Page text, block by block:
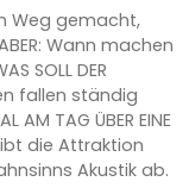
Weg gemacht,
Wann machen
SOLL DER
fallen ständig
TAG ÜBER EINE
gibt die Attraktion
Akustik ab.